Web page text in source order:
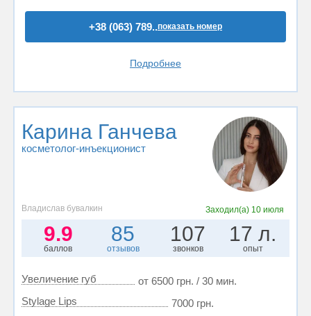
+38 (063) 789..показать номер
Подробнее
Карина Ганчева
косметолог-инъекционист
Владислав бувалкин Заходил(а) 10 июля
9.9
баллов
85
отзывов
107
звонков
17 л.
опыт
Увеличение губ
от 6500 грн. / 30 мин.
Stylage Lips
7000 грн.